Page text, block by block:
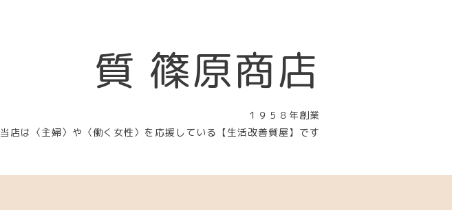
質 篠原商店
１９５８年創業
当店は〈主婦〉や〈働く女性〉を応援している【生活改善質屋】です